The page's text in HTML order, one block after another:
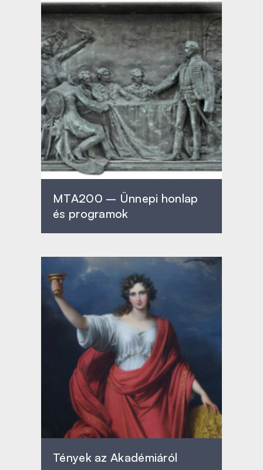
MTA200 – Ünnepi honlap
és programok
Tények az Akadémiáról